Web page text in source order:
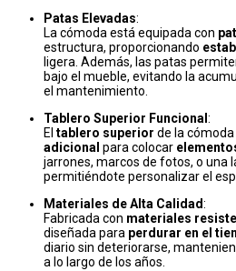
Patas Elevadas:
La cómoda está equipada con
estructura, proporcionando
ligera. Además, las patas
bajo el mueble, evitando la
el mantenimiento.
Tablero Superior Funcional :
El tablero superior de la
adicional para colocar
jarrones, marcos de fotos, o una
permitiéndote personalizar el
Materiales de Alta Calidad:
Fabricada con materiales
diseñada para perdurar en el
diario sin deteriorarse,
a lo largo de los años.